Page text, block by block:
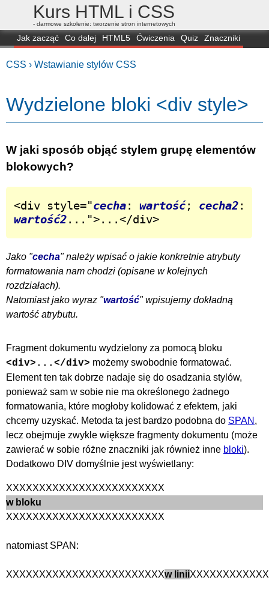
Kurs HTML i CSS
- darmowe szkolenie: tworzenie stron internetowych
Jak zacząć Co dalej HTML5 Ćwiczenia Quiz
Znaczniki
CSS › Wstawianie stylów CSS
Wydzielone bloki <div style>
W jaki sposób objąć stylem grupę elementów
blokowych?
<div style="cecha: wartość; cecha2
wartość2...">...</div>
Jako "cecha" należy wpisać o jakie konkretnie atrybuty
formatowania nam chodzi (opisane w kolejnych
rozdziałach).
Natomiast jako wyraz "wartość" wpisujemy dokładną
wartość atrybutu.
Fragment dokumentu wydzielony za pomocą bloku
<div>...</div> możemy swobodnie formatować.
Element ten tak dobrze nadaje się do osadzania stylów,
ponieważ sam w sobie nie ma określonego żadnego
formatowania, które mogłoby kolidować z efektem, jaki
chcemy uzyskać. Metoda ta jest bardzo podobna do SPAN ,
lecz obejmuje zwykle większe fragmenty dokumentu (może
zawierać w sobie różne znaczniki jak również inne bloki).
Dodatkowo DIV domyślnie jest wyświetlany:
XXXXXXXXXXXXXXXXXXXXXXXX
w bloku
XXXXXXXXXXXXXXXXXXXXXXXX
natomiast SPAN:
XXXXXXXXXXXXXXXXXXXXXXXXw linii